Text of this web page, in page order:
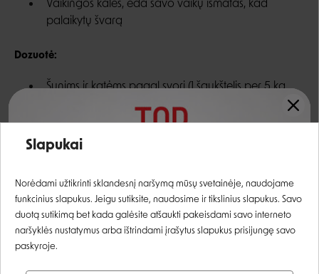
Vaikingos kalės, ėda savo vaikų išmatas, kad
palaikytų švarą
Dozuotė:
Šunims ir katėms pagal svorį (1 šaukštelis per 5 kg
Suduoti su pašaru, jei duodamas sausas pašaras,
miltelius galima sudrėkinti.
: 50 g miltelių su šaukšteliu.
Gamintojas, kilmės šalis: STANGEST, Ispanija.
Skirta
Registruotis
Slapukai
Norėdami užtikrinti sklandesnį naršymą mūsų svetainėje, naudojame
funkcinius slapukus. Jeigu sutiksite, naudosime ir tikslinius slapukus. Savo
duotą sutikimą bet kada galėsite atšaukti pakeisdami savo interneto
naršyklės nustatymus arba ištrindami įrašytus slapukus prisijungę savo
paskyroje.